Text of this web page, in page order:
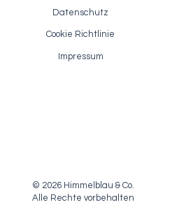
Akzentlack / Fusion Antiquing Glaze
- Van Dyke Brown
Datenschutz
Cookie Richtlinie
Impressum
© 2026 Himmelblau & Co.
Alle Rechte vorbehalten